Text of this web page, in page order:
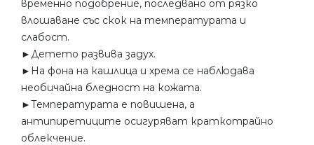
временно подобрение, последвано от рязко
влошаване със скок на температурата и
слабост.
►Детето развива задух.
►На фона на кашлица и хрема се наблюдава
необичайна бледност на кожата.
►Температурата е повишена, а
антипиретиците осигуряват краткотрайно
облекчение.